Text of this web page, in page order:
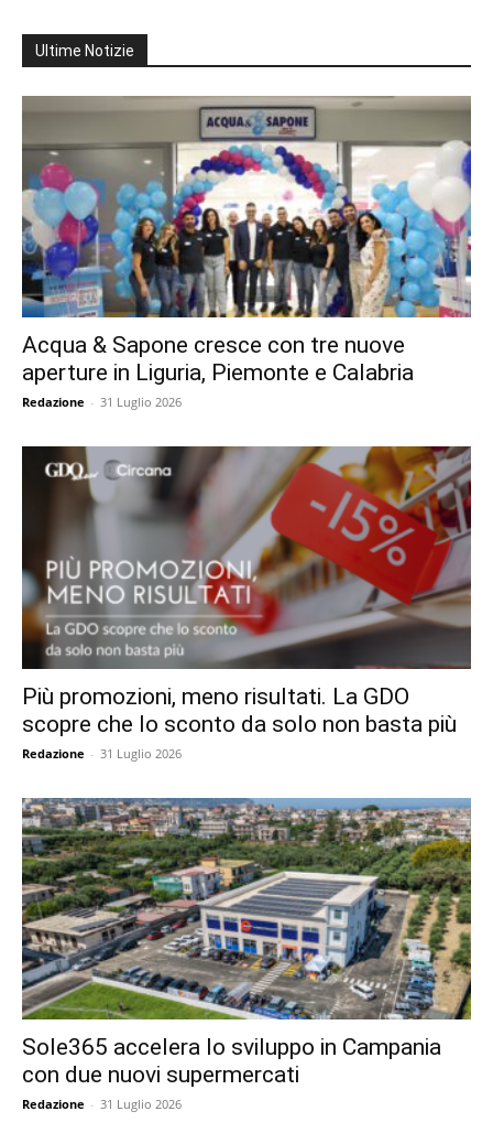
Ultime Notizie
Acqua & Sapone cresce con tre nuove
aperture in Liguria, Piemonte e Calabria
Redazione - 31 Luglio 2026
Più promozioni, meno risultati. La GDO
scopre che lo sconto da solo non basta più
Redazione - 31 Luglio 2026
Sole365 accelera lo sviluppo in Campania
con due nuovi supermercati
Redazione - 31 Luglio 2026